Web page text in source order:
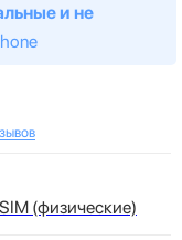
и не
(физические)